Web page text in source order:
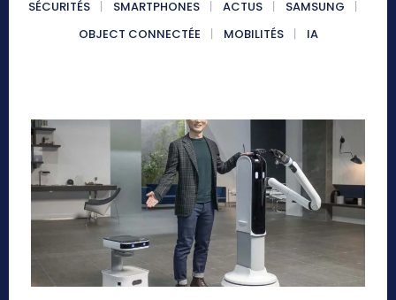
SÉCURITÉS SMARTPHONES ACTUS
SAMSUNG
OBJECT CONNECTÉE
MOBILITÉS IA